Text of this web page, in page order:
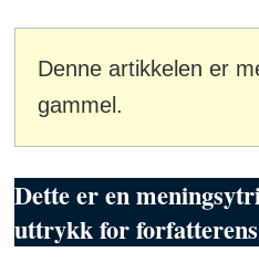
Denne artikkelen er
gammel.
Dette er en
uttrykk for